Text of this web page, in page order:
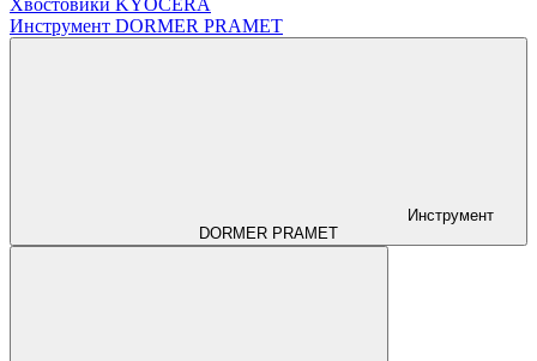
Инструмент DORMER PRAMET
Инструмент
DORMER PRAMET